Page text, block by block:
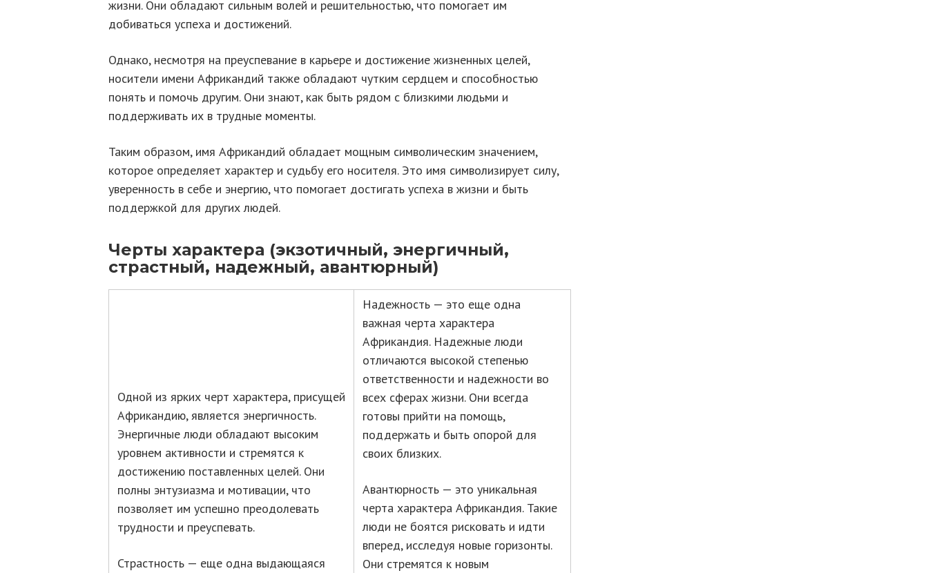
жизни. Они обладают сильным волей и решительностью, что помогает им
добиваться успеха и достижений.
Однако, несмотря на преуспевание в карьере и достижение жизненных целей,
носители имени Африкандий также обладают чутким сердцем и способностью
понять и помочь другим. Они знают, как быть рядом с близкими людьми и
поддерживать их в трудные моменты.
Таким образом, имя Африкандий обладает мощным символическим значением,
которое определяет характер и судьбу его носителя. Это имя символизирует силу,
уверенность в себе и энергию, что помогает достигать успеха в жизни и быть
поддержкой для других людей.
Черты характера (экзотичный, энергичный,
страстный, надежный, авантюрный)
Одной из ярких черт характера, присущей
Африкандию, является энергичность.
Энергичные люди обладают высоким
уровнем активности и стремятся к
достижению поставленных целей. Они
полны энтузиазма и мотивации, что
позволяет им успешно преодолевать
трудности и преуспевать.
Страстность — еще одна выдающаяся
Надежность — это еще одна
важная черта характера
Африкандия. Надежные люди
отличаются высокой степенью
ответственности и надежности во
всех сферах жизни. Они всегда
готовы прийти на помощь,
поддержать и быть опорой для
своих близких.
Авантюрность — это уникальная
черта характера Африкандия. Такие
люди не боятся рисковать и идти
вперед, исследуя новые горизонты.
Они стремятся к новым